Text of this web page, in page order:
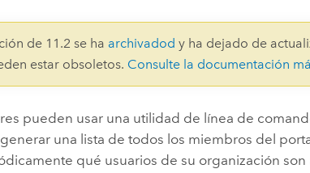
de 11.2 se ha archivadod y ha dejado de
estar obsoletos. Consulte la documentación
pueden usar una utilidad de línea de
una lista de todos los miembros del
qué usuarios de su organización son